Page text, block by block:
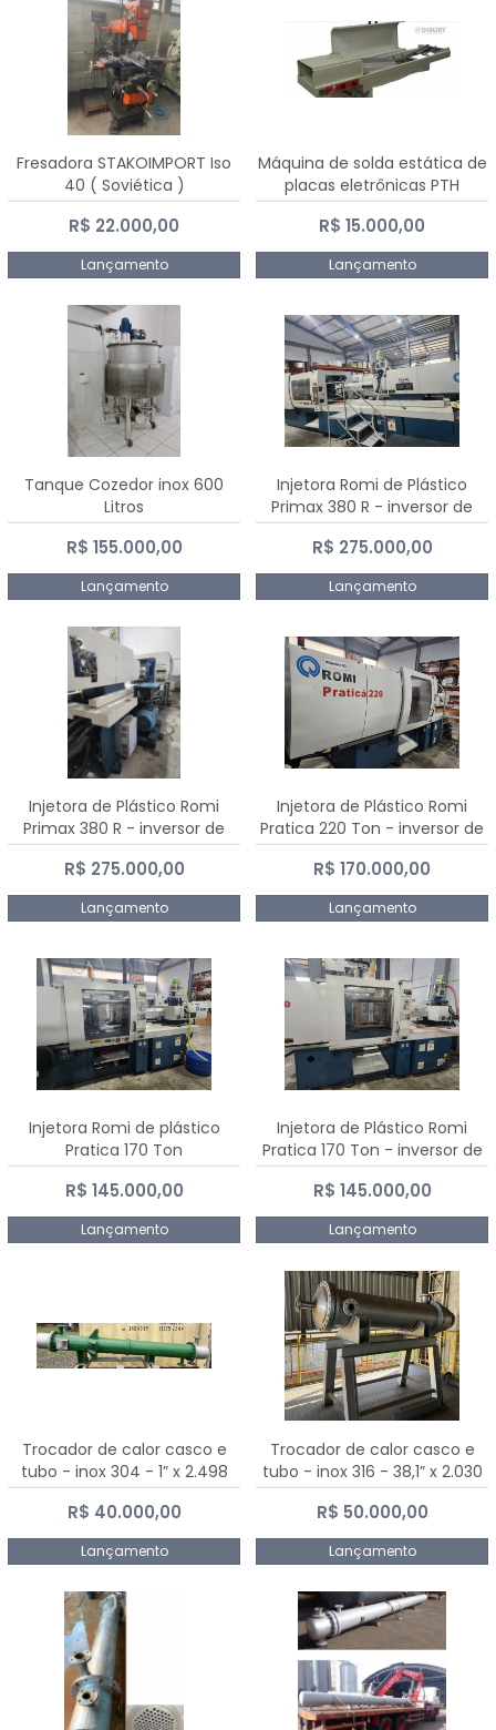
Fresadora STAKOIMPORT Iso
40 ( Soviética )
R$ 22.000,00
Lançamento
Máquina de solda estática de
placas eletrônicas PTH
DIALSAT
R$ 15.000,00
Lançamento
Tanque Cozedor inox 600
Litros
R$ 155.000,00
Lançamento
Injetora Romi de Plástico
Primax 380 R - inversor de
frequência NR 12 - 2008
R$ 275.000,00
Lançamento
Injetora de Plástico Romi
Primax 380 R - inversor de
frequência NR 12
R$ 275.000,00
Lançamento
Injetora de Plástico Romi
Pratica 220 Ton - inversor de
frequência NR 12
R$ 170.000,00
Lançamento
Injetora Romi de plástico
Pratica 170 Ton
R$ 145.000,00
Lançamento
Injetora de Plástico Romi
Pratica 170 Ton - inversor de
frequência NR 12
R$ 145.000,00
Lançamento
Trocador de calor casco e
tubo - inox 304 - 1” x 2.498
mm
R$ 40.000,00
Lançamento
Trocador de calor casco e
tubo - inox 316 - 38,1” x 2.030
mm
R$ 50.000,00
Lançamento